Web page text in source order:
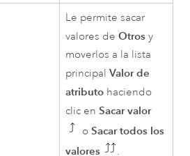
Le permite sacar
valores deOtros y
moverlos a la lista
principalValor de
atributo haciendo
clic enSacar valor
oSacar todos los
valores
.